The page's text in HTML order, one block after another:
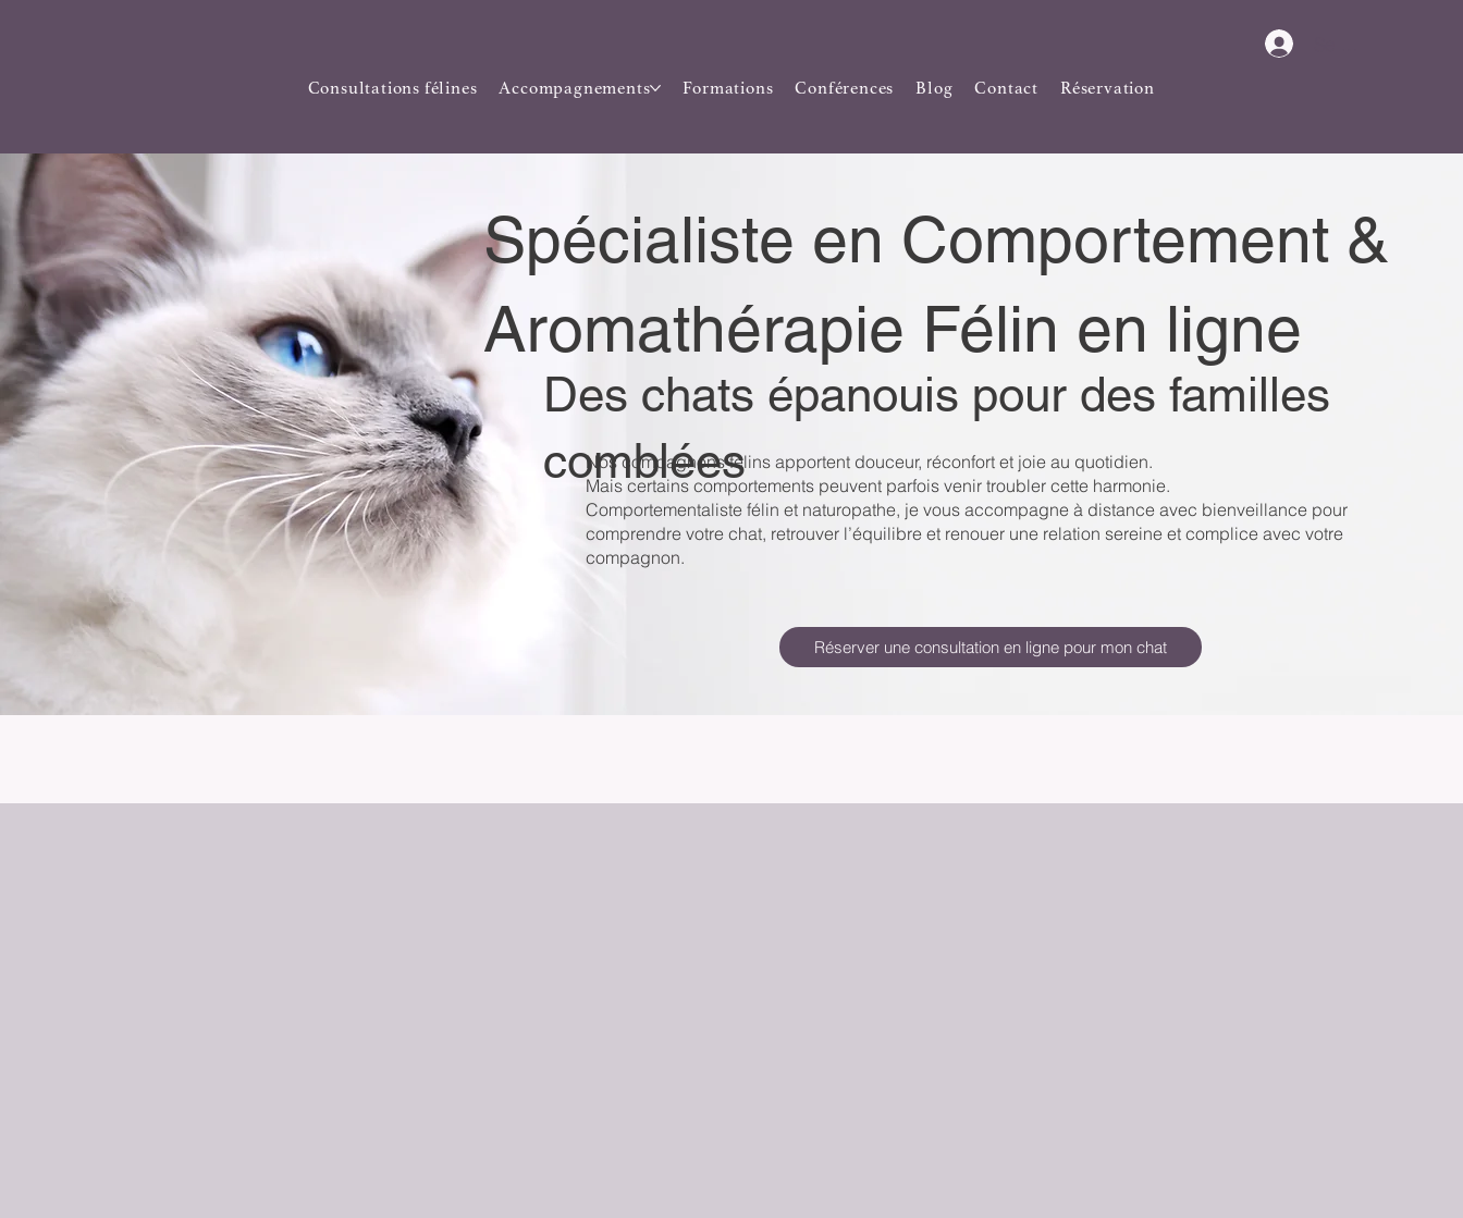
Consultations félines Accompagnements Formations Conférences Blog Contact Réservation
Spécialiste en Comportement &
Aromathérapie Félin en ligne
Des chats épanouis pour des familles
comblées
Nos compagnons félins apportent douceur, réconfort et joie au quotidien.
Mais certains comportements peuvent parfois venir troubler cette harmonie.
Comportementaliste félin et naturopathe, je vous accompagne à distance avec bienveillance pour
comprendre votre chat, retrouver l’équilibre et renouer une relation sereine et complice avec votre
compagnon.
Réserver une consultation en ligne pour mon chat